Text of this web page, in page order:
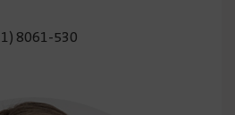
8061-530